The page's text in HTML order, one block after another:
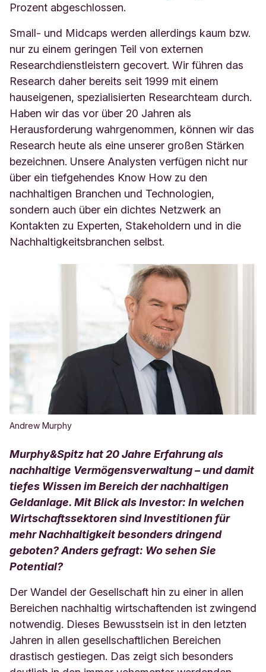
Prozent abgeschlossen.
Small- und Midcaps werden allerdings kaum bzw.
nur zu einem geringen Teil von externen
Researchdienstleistern gecovert. Wir führen das
Research daher bereits seit 1999 mit einem
hauseigenen, spezialisierten Researchteam durch.
Haben wir das vor über 20 Jahren als
Herausforderung wahrgenommen, können wir das
Research heute als eine unserer großen Stärken
bezeichnen. Unsere Analysten verfügen nicht nur
über ein tiefgehendes Know How zu den
nachhaltigen Branchen und Technologien,
sondern auch über ein dichtes Netzwerk an
Kontakten zu Experten, Stakeholdern und in die
Nachhaltigkeitsbranchen selbst.
Andrew Murphy
Murphy&Spitz hat 20 Jahre Erfahrung als
nachhaltige Vermögensverwaltung – und damit
tiefes Wissen im Bereich der nachhaltigen
Geldanlage. Mit Blick als Investor: In welchen
Wirtschaftssektoren sind Investitionen für
mehr Nachhaltigkeit besonders dringend
geboten? Anders gefragt: Wo sehen Sie
Potential?
Der Wandel der Gesellschaft hin zu einer in allen
Bereichen nachhaltig wirtschaftenden ist zwingend
notwendig. Dieses Bewusstsein ist in den letzten
Jahren in allen gesellschaftlichen Bereichen
drastisch gestiegen. Das zeigt sich besonders